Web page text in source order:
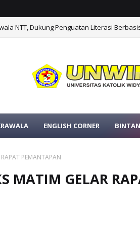
NTT, Dukung Penguatan Literasi
ENGLISH CORNER
PEMANTAPAN
MATIM GELAR